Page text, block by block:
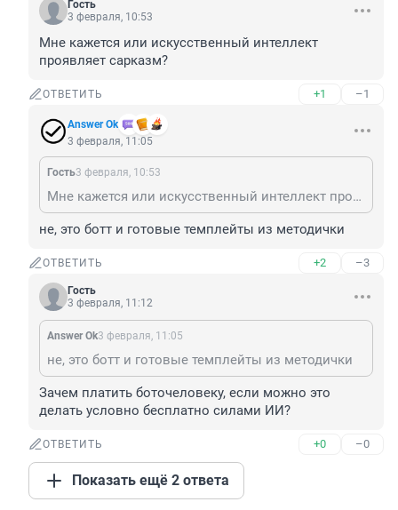
Гость
3 февраля, 10:53
Мне кажется или искусственный интеллект
проявляет сарказм?
ОТВЕТИТЬ +1 –1
Answer Ok
3 февраля, 11:05
Гость3 февраля, 10:53
Мне кажется или искусственный интеллект проявляет сарказм?
не, это ботт и готовые темплейты из методички
ОТВЕТИТЬ +2 –3
Гость
3 февраля, 11:12
Answer Ok3 февраля, 11:05
не, это ботт и готовые темплейты из методички
Зачем платить боточеловеку, если можно это
делать условно бесплатно силами ИИ?
ОТВЕТИТЬ +0 –0
Показать ещё 2 ответа